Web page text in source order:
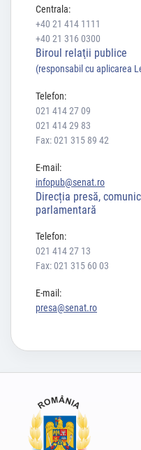
Centrala:
+40 21 414 1111
+40 21 316 0300
Biroul relaţii publice
(responsabil cu aplicarea
Telefon:
021 414 27 09
021 414 29 83
Fax: 021 315 89 42
E-mail:
infopub@senat.ro
Direcția presă,
parlamentară
Telefon:
021 414 27 13
Fax: 021 315 60 03
E-mail:
presa@senat.ro